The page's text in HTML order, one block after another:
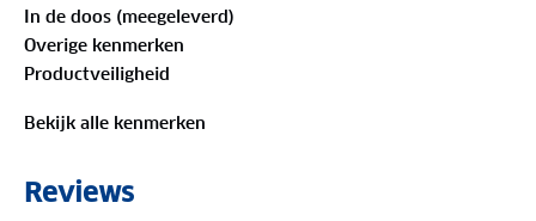
In de doos (meegeleverd)
Overige kenmerken
Productveiligheid
Bekijk alle kenmerken
Reviews